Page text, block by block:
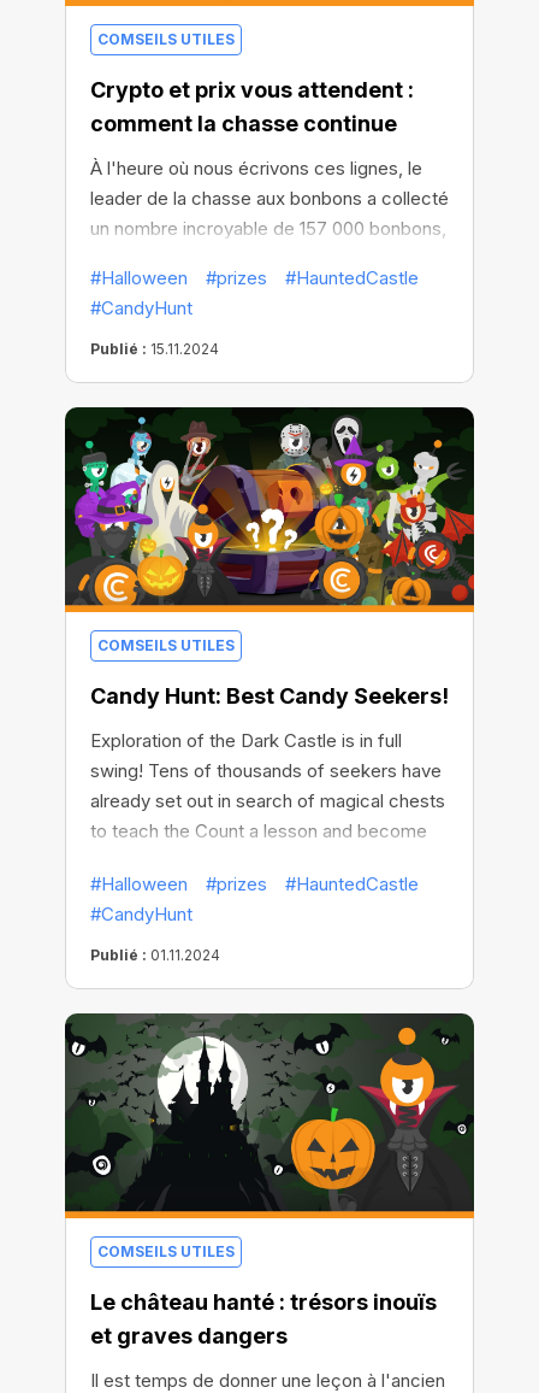
COMSEILS UTILES
Crypto et prix vous attendent :
comment la chasse continue
À l'heure où nous écrivons ces lignes, le
leader de la chasse aux bonbons a collecté
un nombre incroyable de 157 000 bonbons,
La journée d'échange approche à grands
pas, tout comme le tirage au sort de 13 prix
de valeur !
#Halloween #prizes
#HauntedCastle
#CandyHunt
Publié : 15.11.2024
COMSEILS UTILES
Candy Hunt: Best Candy Seekers!
Exploration of the Dark Castle is in full
swing! Tens of thousands of seekers have
already set out in search of magical chests
to teach the Count a lesson and become
#Halloween
#prizes
#HauntedCastle
#CandyHunt
Publié : 01.11.2024
COMSEILS UTILES
Le château hanté : trésors inouïs
et graves dangers
Il est temps de donner une leçon à l'ancien